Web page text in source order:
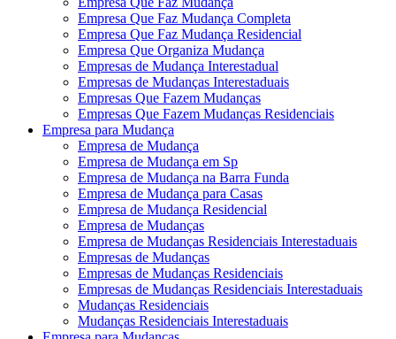
Empresa Que Faz Mudança Completa
Empresa Que Faz Mudança Residencial
Empresa Que Organiza Mudança
Empresas de Mudança Interestadual
Empresas de Mudanças Interestaduais
Empresas Que Fazem Mudanças
Empresas Que Fazem Mudanças Residenciais
Empresa para Mudança
Empresa de Mudança
Empresa de Mudança em Sp
Empresa de Mudança na Barra Funda
Empresa de Mudança para Casas
Empresa de Mudança Residencial
Empresa de Mudanças
Empresa de Mudanças Residenciais Interestaduais
Empresas de Mudanças
Empresas de Mudanças Residenciais
Empresas de Mudanças Residenciais Interestaduais
Mudanças Residenciais
Mudanças Residenciais Interestaduais